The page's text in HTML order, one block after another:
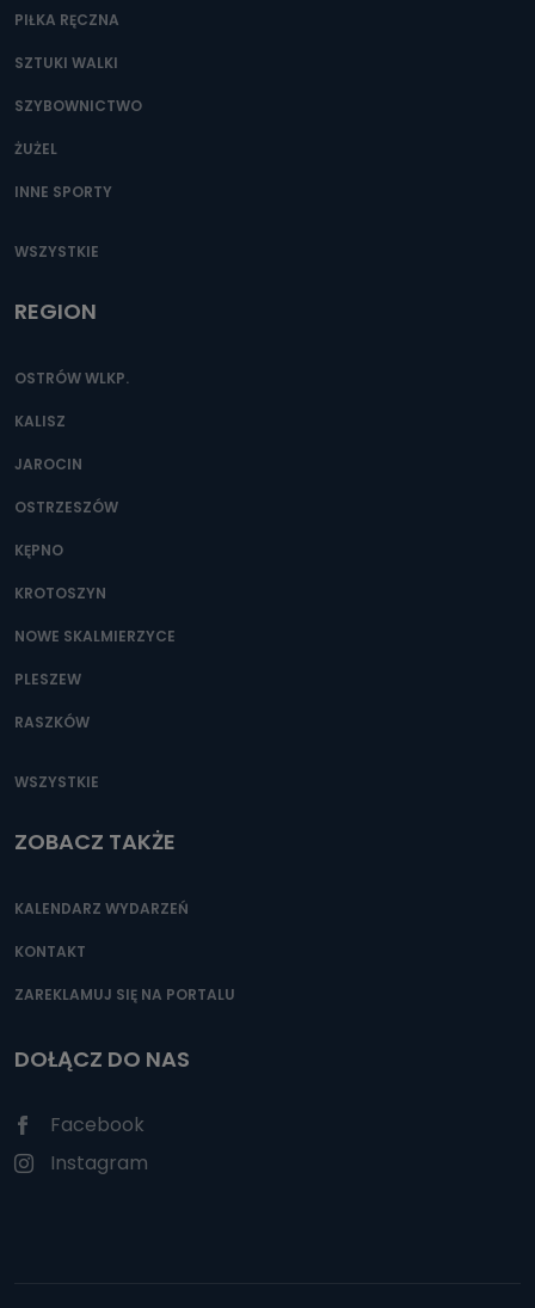
PIŁKA RĘCZNA
SZTUKI WALKI
SZYBOWNICTWO
ŻUŻEL
INNE SPORTY
WSZYSTKIE
REGION
OSTRÓW WLKP.
KALISZ
JAROCIN
OSTRZESZÓW
KĘPNO
KROTOSZYN
NOWE SKALMIERZYCE
PLESZEW
RASZKÓW
WSZYSTKIE
ZOBACZ TAKŻE
KALENDARZ WYDARZEŃ
KONTAKT
ZAREKLAMUJ SIĘ NA PORTALU
DOŁĄCZ DO NAS
Facebook
Instagram